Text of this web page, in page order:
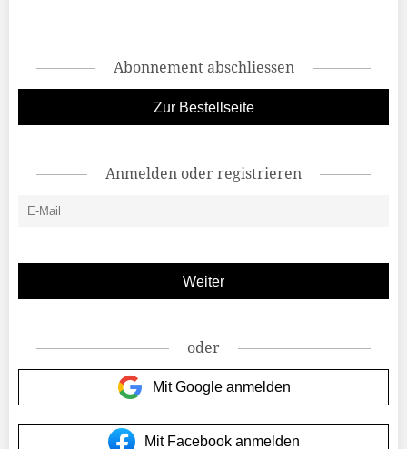
Abonnement abschliessen
Zur Bestellseite
Anmelden oder registrieren
oder
Mit Google anmelden
Mit Facebook anmelden